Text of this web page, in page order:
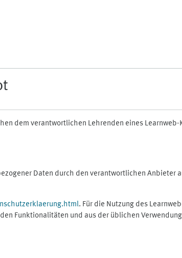
dem verantwortlichen Lehrenden eines Learnweb-
Daten durch den verantwortlichen Anbieter
. Für die Nutzung des
Funktionalitäten und aus der üblichen